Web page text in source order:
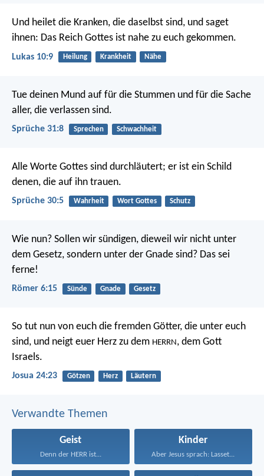
Und heilet die Kranken, die daselbst sind, und saget
ihnen: Das Reich Gottes ist nahe zu euch gekommen.
Lukas 10:9 Heilung Krankheit Nähe
Tue deinen Mund auf für die Stummen und für die Sache
aller, die verlassen sind.
Sprüche 31:8 Sprechen Schwachheit
Alle Worte Gottes sind durchläutert; er ist ein Schild
denen, die auf ihn trauen.
Sprüche 30:5 Wahrheit Wort Gottes Schutz
Wie nun? Sollen wir sündigen, dieweil wir nicht unter
dem Gesetz, sondern unter der Gnade sind? Das sei
ferne!
Römer 6:15 Sünde Gnade Gesetz
So tut nun von euch die fremden Götter, die unter euch
sind, und neigt euer Herz zu dem HERRN , dem Gott
Israels.
Josua 24:23 Götzen Herz Läutern
Verwandte Themen
Geist
Denn der HERR ist...
Kinder
Aber Jesus sprach: Lasset...